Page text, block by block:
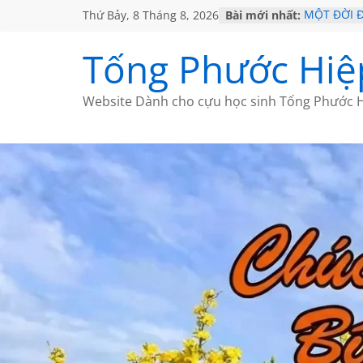
Thứ Bảy, 8 Tháng 8, 2026 Bài mới nhất: MỘT ĐỜI
CHÙM
GIÃ TỪ ĐÀ
HỌC SỬ
Tống Phước
Website Dành cho cựu học sinh Tống Phước